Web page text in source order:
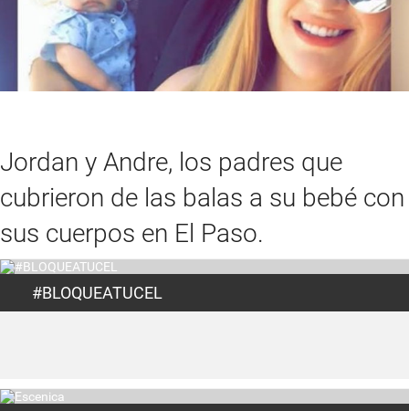
Jordan y Andre, los padres que
cubrieron de las balas a su bebé con
sus cuerpos en El Paso.
#BLOQUEATUCEL